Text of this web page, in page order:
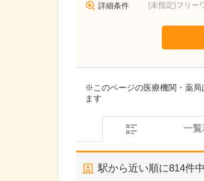
詳細条件 (未指定)フリー
※このページの医療機関・薬局
ます
一
駅から近い順に814件中